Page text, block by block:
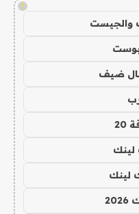
!
والجيست
لينك
لينك